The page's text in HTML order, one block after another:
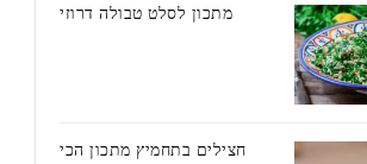
מתכון לסלט טבולה דרוזי
חצילים בתחמיץ מתכון הכי